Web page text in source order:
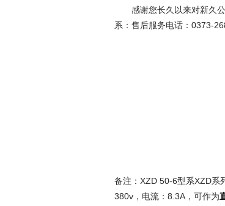
感谢您长久以来对新久公
系：售后服务电话：0373-
备注：XZD 50-6型系XZD系
380v，电流：8.3A，可作为